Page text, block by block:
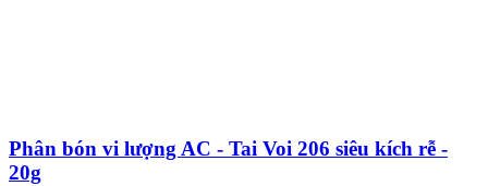
Phân bón vi lượng AC - Tai Voi 206 siêu kích rễ -
20g